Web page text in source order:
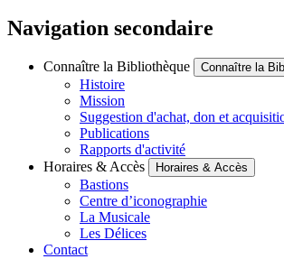
Navigation secondaire
Connaître la Bibliothèque Connaître la
Histoire
Mission
Suggestion d'achat, don et
Publications
Rapports d'activité
Horaires & Accès
Horaires & Accès
Bastions
Centre d’iconographie
La Musicale
Les Délices
Contact